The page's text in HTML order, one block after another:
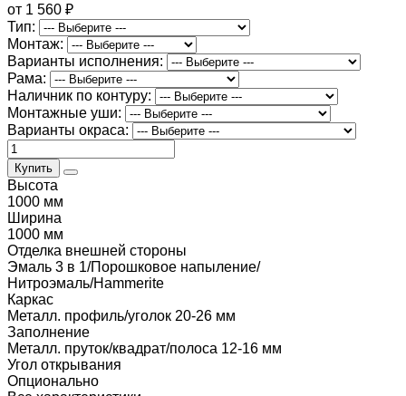
от 1 560 ₽
Тип:
Монтаж:
Варианты исполнения:
Рама:
Наличник по контуру:
Монтажные уши:
Варианты окраса:
Купить
Высота
1000 мм
Ширина
1000 мм
Отделка внешней стороны
Эмаль 3 в 1/Порошковое напыление/
Нитроэмаль/Hammerite
Каркас
Металл. профиль/уголок 20-26 мм
Заполнение
Металл. пруток/квадрат/полоса 12-16 мм
Угол открывания
Опционально